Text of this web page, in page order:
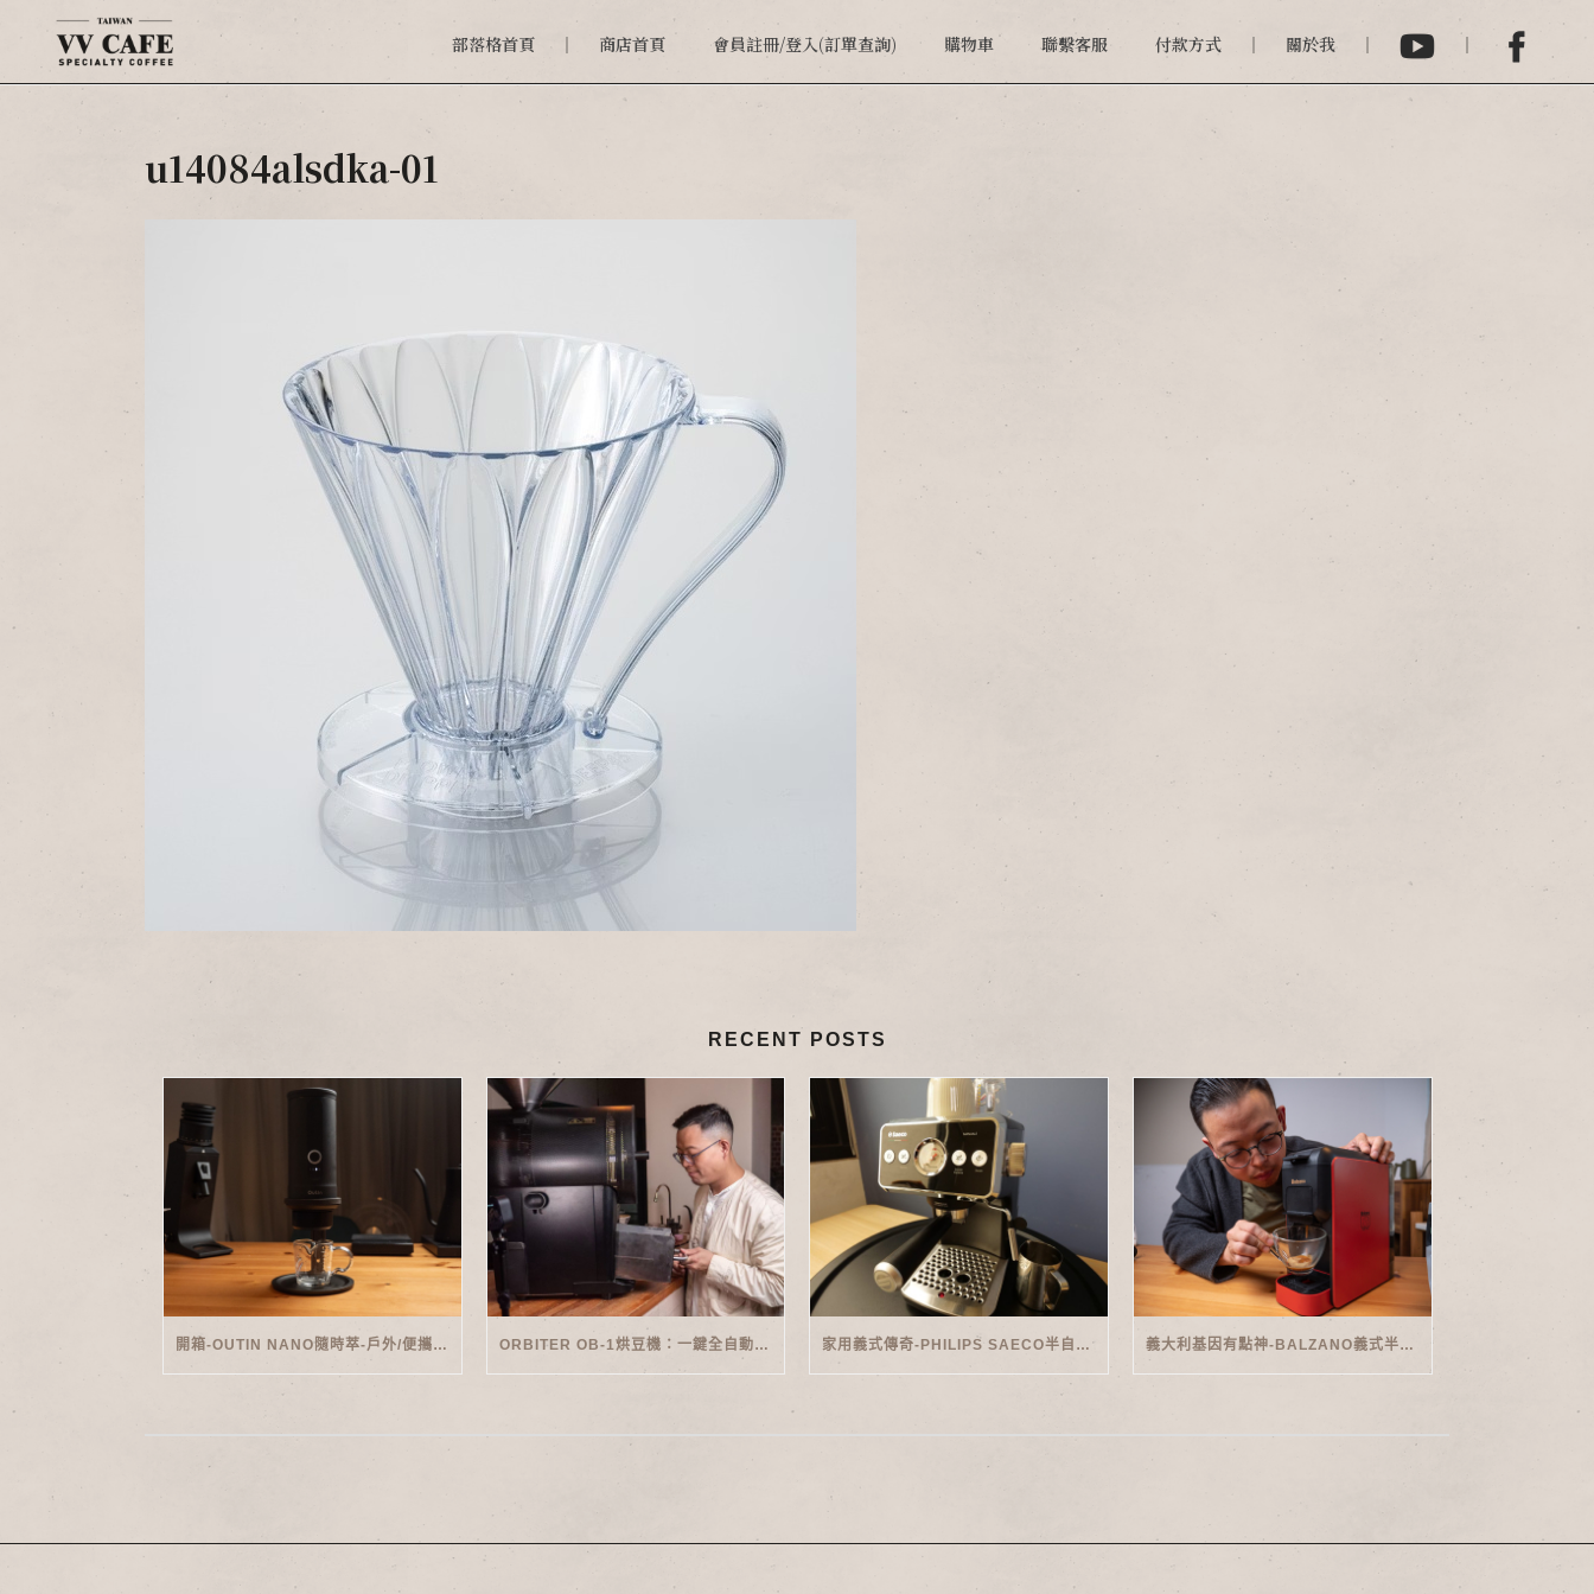
部落格首頁 商店首頁 會員註冊/登入(訂單查詢) 購物車 聯繫客服 付款方式 關於我
u14084alsdka-01
RECENT POSTS
開箱-OUTIN NANO隨時萃-戶外/便攜義式機 ORBITER OB-1烘豆機：一鍵全自動智能烘焙體驗 家用義式傳奇-PHILIPS SAECO半自動義式咖啡機(EMS5110)開箱 義大利基因有點神-BALZANO義式半自動雙膠囊3 IN 1咖啡機開箱